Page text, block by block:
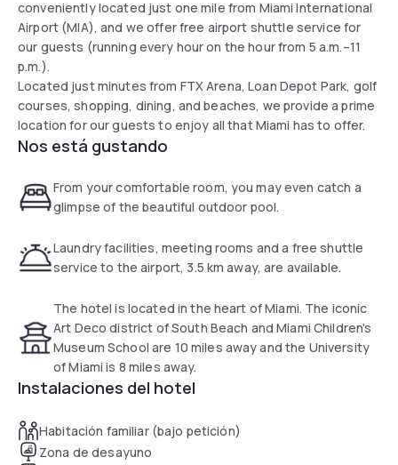
conveniently located just one mile from Miami International
Airport (MIA), and we offer free airport shuttle service for
our guests (running every hour on the hour from 5 a.m.–11
p.m.).
Located just minutes from FTX Arena, Loan Depot Park, golf
courses, shopping, dining, and beaches, we provide a prime
location for our guests to enjoy all that Miami has to offer.
Nos está gustando
From your comfortable room, you may even catch a
glimpse of the beautiful outdoor pool.
Laundry facilities, meeting rooms and a free shuttle
service to the airport, 3.5 km away, are available.
The hotel is located in the heart of Miami. The iconic
Art Deco district of South Beach and Miami Children's
Museum School are 10 miles away and the University
of Miami is 8 miles away.
Instalaciones del hotel
Habitación familiar (bajo petición)
Zona de desayuno